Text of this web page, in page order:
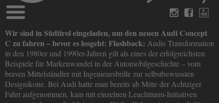
Blog
Magazine
Bücher
Videos
Deutsch Englisch
über Curves
Impressum
Datenschutz
Kontakt
Wir sind in Südtirol eingeladen, um den neuen Audi Concept
C zu fahren – bevor es losgeht: Flashback: Audis Transformation
in den 1980er und 1990er-Jahren gilt als eines der erfolgreichsten
Beispiele für Markenwandel in der Automobilgeschichte – vom
braven Mittelständler mit Ingenieursbrille zur selbstbewussten
Designikone. Bei Audi hatte man bereits ab Mitte der Achtziger
Fahrt aufgenommen, kam mit einzelnen Leuchtturm-Initiativen